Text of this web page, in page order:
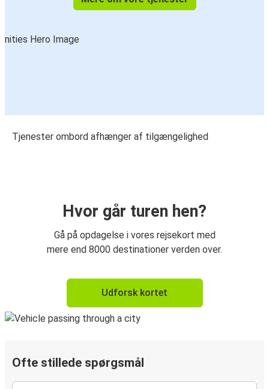
Tjenester ombord afhænger af tilgængelighed
Hvor går turen hen?
Gå på opdagelse i vores rejsekort med
mere end 8000 destinationer verden over.
Udforsk kortet
Ofte stillede spørgsmål